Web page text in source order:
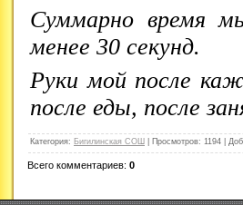
Суммарно время
менее 30 секунд.
Руки мой после
после еды, после
Категория: Бигилинская СОШ Просмотров: 1194
Всего комментариев: 0